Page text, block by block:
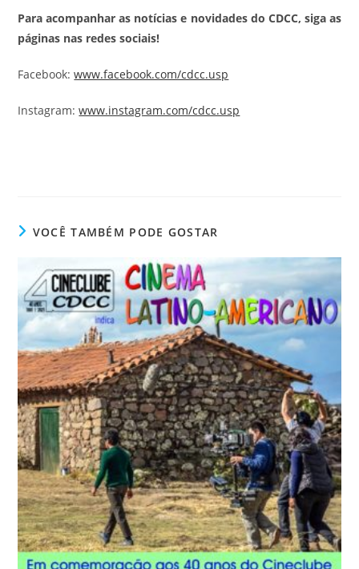
Para acompanhar as notícias e novidades do CDCC, siga as
páginas nas redes sociais!
Facebook:www.facebook.com/cdcc.usp
Instagram:www.instagram.com/cdcc.usp
VOCÊ TAMBÉM PODE GOSTAR